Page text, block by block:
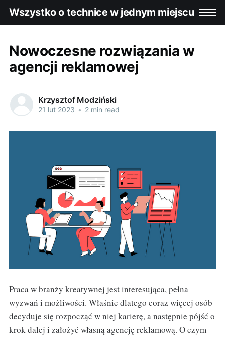
Wszystko o technice w jednym miejscu
Nowoczesne rozwiązania w
agencji reklamowej
Krzysztof Modziński
21 lut 2023 • 2 min read
Praca w branży kreatywnej jest interesująca, pełna
wyzwań i możliwości. Właśnie dlatego coraz więcej osób
decyduje się rozpocząć w niej karierę, a następnie pójść o
krok dalej i założyć własną agencję reklamową. O czym